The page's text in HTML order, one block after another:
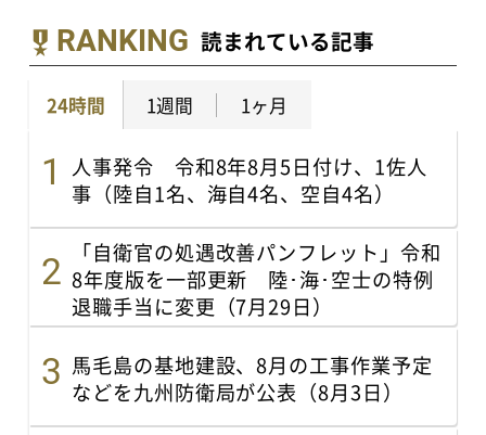
RANKING 読まれている記事
24時間 1週間 1ヶ月
人事発令 令和8年8月5日付け、1佐人
事（陸自1名、海自4名、空自4名）
「自衛官の処遇改善パンフレット」令和
8年度版を一部更新 陸･海･空士の特例
退職手当に変更（7月29日）
馬毛島の基地建設、8月の工事作業予定
などを九州防衛局が公表（8月3日）